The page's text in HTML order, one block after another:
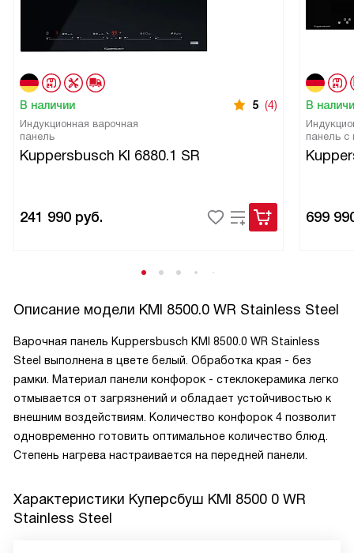
В наличии 5 (4)
Индукционная варочная
панель
Kuppersbusch KI 6880.1 SR
241 990 руб.
В
панель с
699
Описание модели KMI 8500.0 WR Stainless Steel
Варочная панель Kuppersbusch KMI 8500.0 WR Stainless
Steel выполнена в цвете белый. Обработка края - без
рамки. Материал панели конфорок - стеклокерамика легко
отмывается от загрязнений и обладает устойчивостью к
внешним воздействиям. Количество конфорок 4 позволит
одновременно готовить оптимальное количество блюд.
Степень нагрева настраивается на передней панели.
Характеристики Куперсбуш KMI 8500 0 WR
Stainless Steel